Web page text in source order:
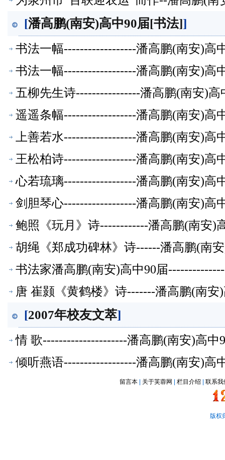
[潘高鹏(南安)高中90届[书法]]
书法一幅------------------潘高鹏(南安)高
书法一幅------------------潘高鹏(南安)高
五柳先生诗----------------潘高鹏(南安)高
遥遥条幅------------------潘高鹏(南安)高
上善若水------------------潘高鹏(南安)高
王松柏诗------------------潘高鹏(南安)高
心若琉璃------------------潘高鹏(南安)高
剑胆琴心------------------潘高鹏(南安)高
鲍照《玩月》诗------------潘高鹏(南安)
胡绳《郑成功碑林》诗------潘高鹏(南
书法家潘高鹏(南安)高中90届
唐 崔颢《黄鹤楼》诗-------潘高鹏(南安
[2007年校友文萃]
情 歌---------------------潘高鹏(南安)高中
倾听燕语------------------潘高鹏(南安)高
留言本| 关于芙蓉网 栏目介绍 联系我
版权